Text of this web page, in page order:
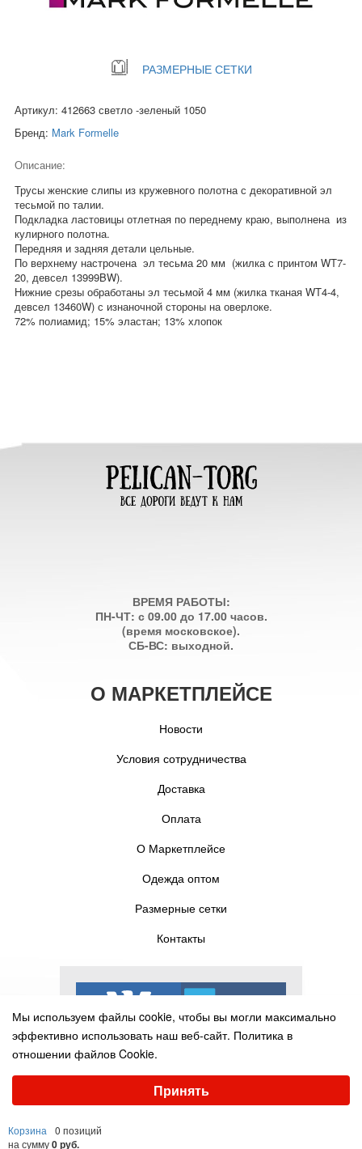
Корзина
0 позиций
на сумму0 руб.
РАЗМЕРНЫЕ СЕТКИ
Артикул: 412663 светло -зеленый 1050
Бренд: Mark Formelle
Описание:
Трусы женские слипы из кружевного полотна с декоративной эл
тесьмой по талии.
Подкладка ластовицы отлетная по переднему краю, выполнена из
кулирного полотна.
Передняя и задняя детали цельные.
По верхнему настрочена эл тесьма 20 мм (жилка с принтом WT7-
20, девсел 13999BW).
Нижние срезы обработаны эл тесьмой 4 мм (жилка тканая WT4-4,
девсел 13460W) с изнаночной стороны на оверлоке.
72% полиамид; 15% эластан; 13% хлопок
ВРЕМЯ РАБОТЫ:
ПН-ЧТ: с 09.00 до 17.00 часов.
(время московское).
СБ-ВС: выходной.
О МАРКЕТПЛЕЙСЕ
Новости
Условия сотрудничества
Доставка
Оплата
О Маркетплейсе
Одежда оптом
Размерные сетки
Контакты
Мы используем файлы cookie, чтобы вы могли максимально
эффективно использовать наш веб-сайт. Политика в
отношении файлов Cookie.
Принять